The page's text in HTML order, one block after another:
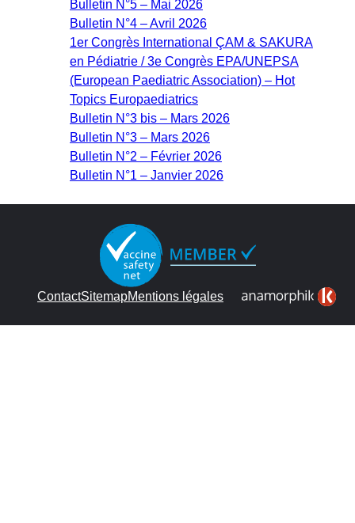
Bulletin N°5 – Mai 2026
Bulletin N°4 – Avril 2026
1er Congrès International ÇAM & SAKURA
en Pédiatrie / 3e Congrès EPA/UNEPSA
(European Paediatric Association) – Hot
Topics Europaediatrics
Bulletin N°3 bis – Mars 2026
Bulletin N°3 – Mars 2026
Bulletin N°2 – Février 2026
Bulletin N°1 – Janvier 2026
ContactSitemapMentions légales